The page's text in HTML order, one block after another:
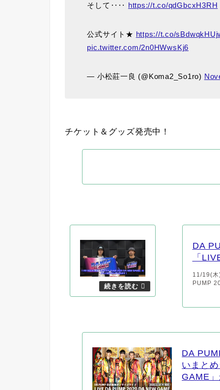
そして‥‥ https://t.co/qdGbcxH3RH
公式サイト★ https://t.co/
pic.twitter.com/2n0HWwsKj6
— 小松莊一良 (@Koma2_So1ro)
チケット＆グッズ発売中！
DA
「
11/19(木
PUMP
DA
いまと
GAME